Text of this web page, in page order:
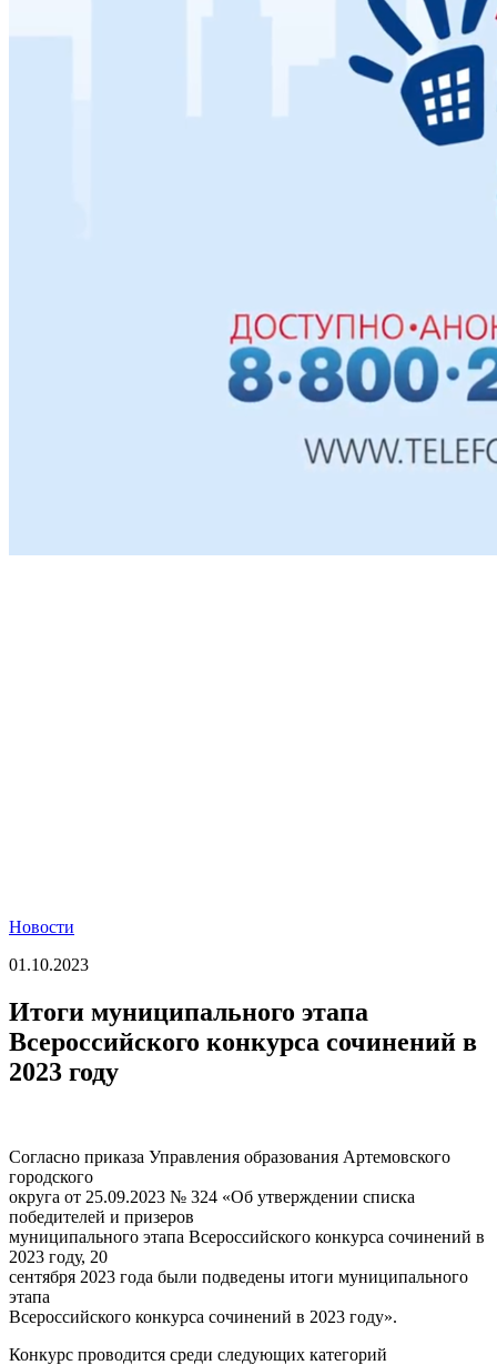
Новости
01.10.2023
Итоги муниципального этапа
Всероссийского конкурса сочинений в
2023 году
Согласно приказа Управления образования Артемовского
городского
округа от 25.09.2023 № 324 «Об утверждении списка
победителей и призеров
муниципального этапа Всероссийского конкурса сочинений в
2023 году, 20
сентября 2023 года были подведены итоги муниципального
этапа
Всероссийского конкурса сочинений в 2023 году».
Конкурс проводится среди следующих категорий